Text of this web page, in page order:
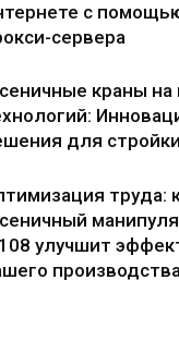
с
сервера
краны на
для
труда:
улучшит